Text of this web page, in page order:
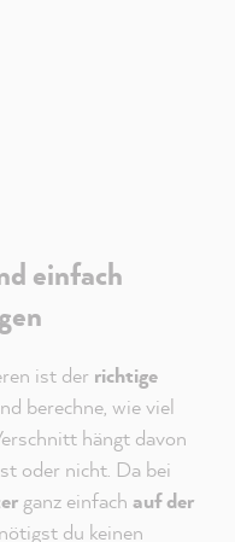
einfach
ist der richtige
berechne, wie viel
hängt davon
oder nicht. Da bei
ganz einfach auf der
du keinen